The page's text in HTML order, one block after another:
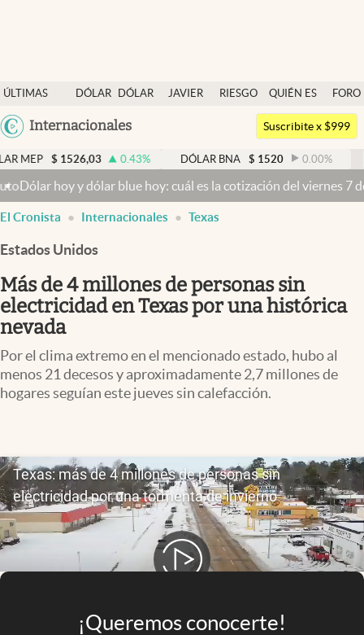
ÚLTIMAS
NOTICIAS
DÓLAR
DÓLAR
JAVIER
RIESGO
QUIÉN ES
QUIÉN
FORO
Argentina
México
Internacionales
Dólar
Members
Economía y Política
Finanzas y Mercados
Mercados Online
Negocios
Columnistas
Otras secciones
Infotechnology
Mundial 2026
Eventos Corporativos
El Cronista Studio
Suscribite x $999
$ 1526,03 0.43% DÓLAR BNA $ 1520 0.00%
y dólar blue hoy: cuál es la cotización del viernes 7 de
El Cronista Internacionales Texas
Estados Unidos
Más de 4 millones de personas sin
electricidad en Texas por una histórica
nevada
Por el clima extremo en el mencionado estado, hubo al
menos 21 decesos y aproximadamente 2,7 millones de
hogares seguían este jueves sin calefacción.
¡Queremos conocerte!